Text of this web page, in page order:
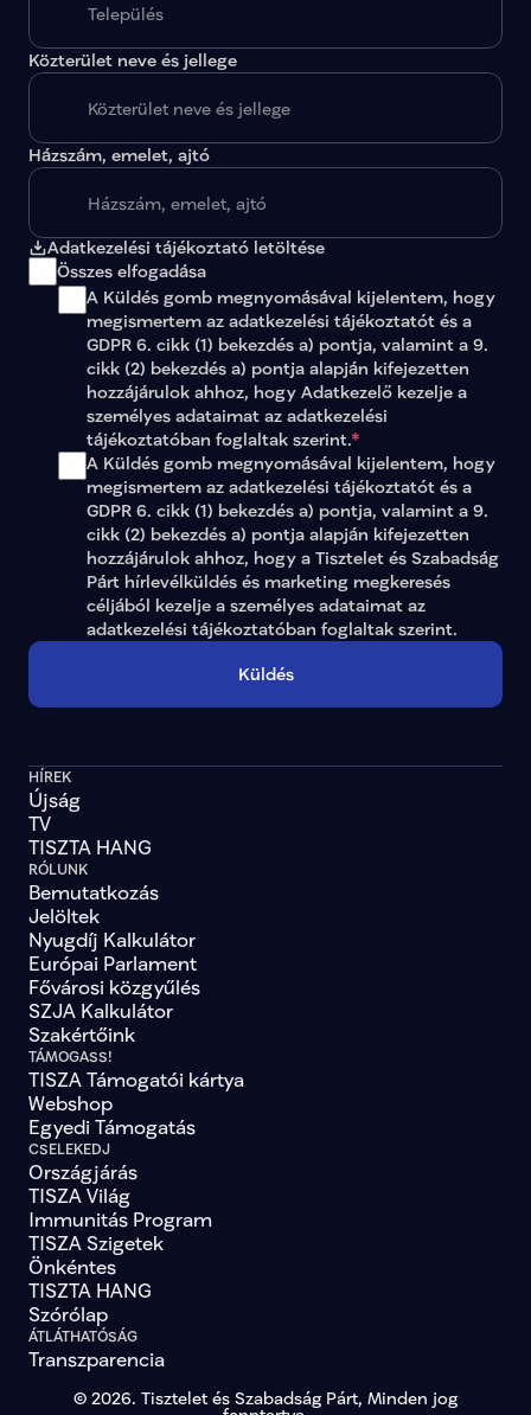
Közterület neve és jellege
Házszám, emelet, ajtó
Adatkezelési tájékoztató letöltése
Összes elfogadása
A Küldés gomb megnyomásával kijelentem, hogy
megismertem az adatkezelési tájékoztatót és a
GDPR 6. cikk (1) bekezdés a) pontja, valamint a 9.
cikk (2) bekezdés a) pontja alapján kifejezetten
hozzájárulok ahhoz, hogy Adatkezelő kezelje a
személyes adataimat az adatkezelési
tájékoztatóban foglaltak szerint.*
A Küldés gomb megnyomásával kijelentem, hogy
megismertem az adatkezelési tájékoztatót és a
GDPR 6. cikk (1) bekezdés a) pontja, valamint a 9.
cikk (2) bekezdés a) pontja alapján kifejezetten
hozzájárulok ahhoz, hogy a Tisztelet és Szabadság
Párt hírlevélküldés és marketing megkeresés
adatkezelési tájékoztatóban foglaltak szerint.
Küldés
HÍREK
Újság
TV
TISZTA HANG
RÓLUNK
Bemutatkozás
Jelöltek
Nyugdíj Kalkulátor
Európai Parlament
Fővárosi közgyűlés
SZJA Kalkulátor
Szakértőink
TÁMOGASS!
TISZA Támogatói kártya
Webshop
Egyedi Támogatás
CSELEKEDJ
Országjárás
TISZA Világ
Immunitás Program
TISZA Szigetek
Önkéntes
TISZTA HANG
Szórólap
ÁTLÁTHATÓSÁG
Transzparencia
© 2026. Tisztelet és Szabadság Párt, Minden jog